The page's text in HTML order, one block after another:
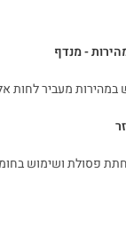
- מנדף
במהירות מעביר לחות
פסולת ושימוש